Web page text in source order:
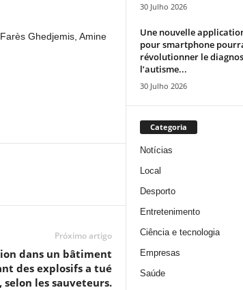
Ghedjemis, Amine
Próximo artigo
dans un bâtiment
des explosifs a tué
selon les sauveteurs.
30 Julho 2026
Une nouvelle
pour smartphone
révolutionner le
l’autisme...
30 Julho 2026
Categoria
Notícias
Local
Desporto
Entretenimento
Ciência e tecnologia
Empresas
Saúde